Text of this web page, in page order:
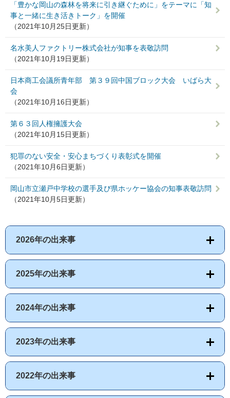
「豊かな岡山の森林を将来に引き継ぐために」をテーマに「知
事と一緒に生き活きトーク」を開催
（2021年10月25日更新）
名水美人ファクトリー株式会社が知事を表敬訪問
（2021年10月19日更新）
日本商工会議所青年部 第３９回中国ブロック大会 いばら大
会
（2021年10月16日更新）
第６３回人権擁護大会
（2021年10月15日更新）
犯罪のない安全・安心まちづくり表彰式を開催
（2021年10月6日更新）
岡山市立瀬戸中学校の選手及び県ホッケー協会の知事表敬訪問
（2021年10月5日更新）
2026年の出来事
2025年の出来事
2024年の出来事
2023年の出来事
2022年の出来事